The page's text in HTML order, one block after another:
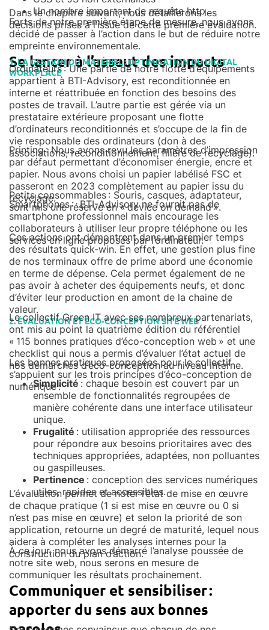
Un nombre important de requête http
Dans le chapitre suivant, nous détaillerons les
décisions prises à l’issue de cette première évaluation.
Forts de notre première étape de mesure, nous avons
décidé de passer à l’action dans le but de réduire notre
empreinte environnementale.
Se lancer à l’assaut des impacts
1. LA GESTION DU MATÉRIEL : OPTIMISATION DU DIGITAL
WORKPLACE
Ordinateurs : Une partie de notre flotte d’équipements
appartient à BTI-Advisory, est reconditionnée en
interne et réattribuée en fonction des besoins des
postes de travail. L’autre partie est gérée via un
prestataire extérieure proposant une flotte
d’ordinateurs reconditionnés et s’occupe de la fin de
vie responsable des ordinateurs (don à des
associations, reconditionnement, filière de recyclage).
Printing : Nous avons revu les paramètres d’impression
par défaut permettant d’économiser énergie, encre et
papier. Nous avons choisi un papier labélisé FSC et
passeront en 2023 complètement au papier issu du
recyclage.
Petits consommables : Souris, casques, adaptateur,
sont mis une réserve en « device on demand ».
Smartphones : BTI-Advisory ne fournit pas de
smartphone professionnel mais encourage les
collaborateurs à utiliser leur propre téléphone ou les
services en ligne proposés par l’ordinateur.
Ces actions ont démontrent dans un premier temps
des résultats quick-win. En effet, une gestion plus fine
de nos terminaux offre de prime abord une économie
en terme de dépense. Cela permet également de ne
pas avoir à acheter des équipements neufs, et donc
d’éviter leur production en amont de la chaine de
valeur.
2. ÉVALUATION ET ÉCO-CONCEPTION SITE WEB
Le collectif Green IT avec ses nombreux partenariats,
ont mis au point la quatrième édition du référentiel
« 115 bonnes pratiques d’éco-conception web » et une
checklist qui nous a permis d’évaluer l’état actuel de
nos démarches d’éco-conception au niveau interne.
Les bonnes pratiques proposées pour le collectif
s’appuient sur les trois principes d’éco-conception de
numérique :
Simplicité : chaque besoin est couvert par un
ensemble de fonctionnalités regroupées de
manière cohérente dans une interface utilisateur
unique.
Frugalité : utilisation appropriée des ressources
pour répondre aux besoins prioritaires avec des
techniques appropriées, adaptées, non polluantes
ou gaspilleuses.
Pertinence : conception des services numériques
utiles, rapides et accessibles.
L’évaluation permet de noter l’état de mise en œuvre
de chaque pratique (1 si est mise en œuvre ou 0 si
n’est pas mise en œuvre) et selon la priorité de son
application, retourne un degré de maturité, lequel nous
aidera à compléter les analyses internes pour la
construction du plan d’action.
À ce jour, nous avons démarré l’analyse poussée de
notre site web, nous serons en mesure de
communiquer les résultats prochainement.
Communiquer et sensibiliser :
apporter du sens aux bonnes